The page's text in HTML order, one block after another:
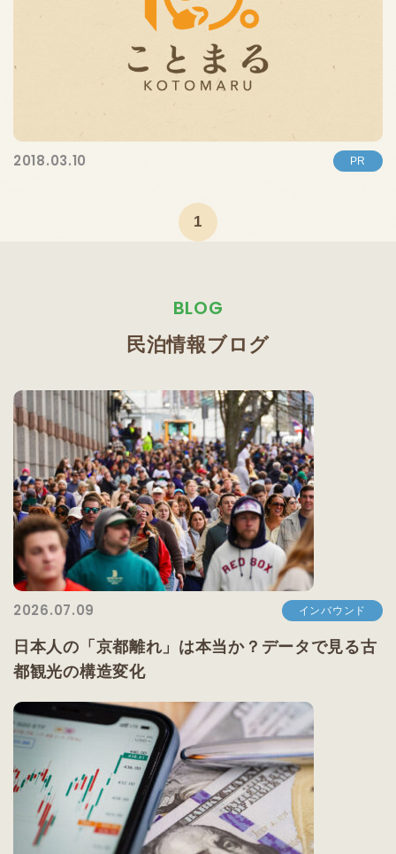
2018.03.10 PR
1
BLOG
民泊情報ブログ
2026.07.09 インバウンド
日本人の「京都離れ」は本当か？データで見る古
都観光の構造変化